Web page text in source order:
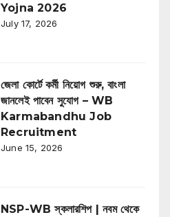
Yojna 2026
July 17, 2026
জেলা কোর্টে কর্মী নিয়োগ শুরু, বাংলা
জানলেই পাবেন সুযোগ – WB
Karmabandhu Job
Recruitment
June 15, 2026
NSP-WB স্কলারশিপ | নবম থেকে